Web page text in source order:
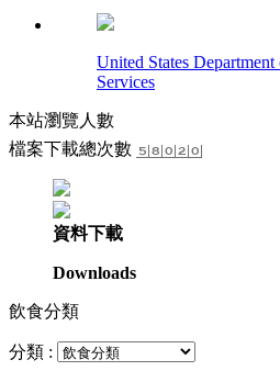
United States
Services
本站瀏覽人數
檔案下載總次數
資料下載
Downloads
飲食分類
分類 :